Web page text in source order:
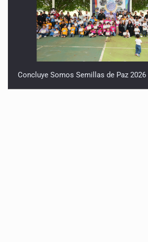
Concluye Somos Semillas de Paz 2026